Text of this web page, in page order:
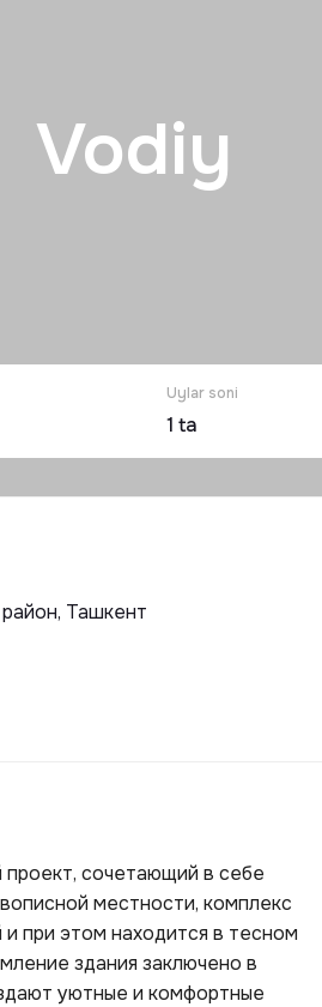
Vodiy
Uylar soni
1 ta
Ташкент
сочетающий в себе
местности, комплекс
при этом находится в тесном
здания заключено в
уютные и комфортные